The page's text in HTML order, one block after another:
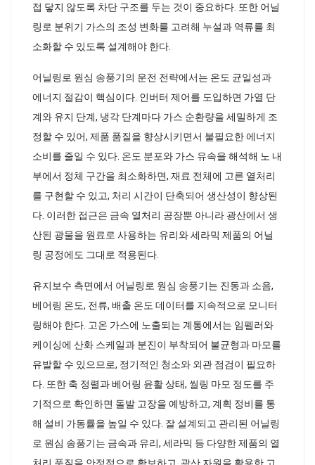
접 닿지 않도록 차단 구조를 두는 것이 중요하다. 또한 어닐
링로 분위기 가스의 조성 변화를 고려해 누설과 역류를 최
소화할 수 있도록 설계해야 한다.
어닐링로 원심 송풍기의 운전 전략에서는 온도 균일성과
에너지 절감이 핵심이다. 인버터 제어를 도입하면 가열 단
계와 유지 단계, 냉각 단계마다 가스 순환량을 세밀하게 조
정할 수 있어, 제품 품질을 향상시키면서 불필요한 에너지
소비를 줄일 수 있다. 온도 분포와 가스 유속을 해석해 노 내
부에서 정체 구간을 최소화하면, 재료 전체에 고른 열처리
를 구현할 수 있고, 처리 시간이 단축되어 생산성이 향상된
다. 이러한 접근은 금속 열처리 공장뿐 아니라 광산에서 생
산된 광물을 원료로 사용하는 유리와 세라믹 제품의 어닐
링 공정에도 그대로 적용된다.
유지보수 측면에서 어닐링로 원심 송풍기는 진동과 소음,
베어링 온도, 전류, 배출 온도 데이터를 지속적으로 모니터
링해야 한다. 고온 가스에 노출되는 계통에서는 임펠러와
케이싱에 산화 스케일과 분진이 부착되어 불균형과 마모를
유발할 수 있으므로, 정기적인 청소와 외관 점검이 필요하
다. 또한 축 정렬과 베어링 윤활 상태, 씰링 마모 정도를 주
기적으로 확인하면 돌발 고장을 예방하고, 계획 정비를 통
해 설비 가동률을 높일 수 있다. 잘 설계되고 관리된 어닐링
로 원심 송풍기는 금속과 유리, 세라믹 등 다양한 제품의 열